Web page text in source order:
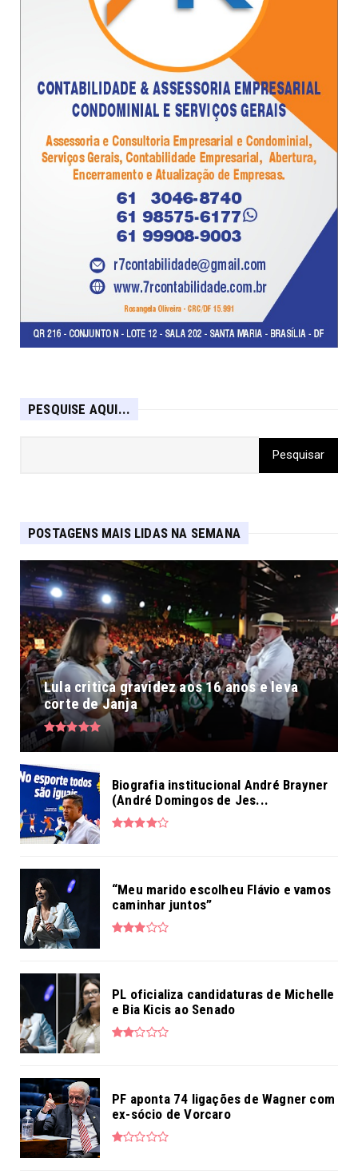
PESQUISE AQUI...
POSTAGENS MAIS LIDAS NA SEMANA
Lula critica gravidez aos 16 anos e leva
corte de Janja
Biografia institucional André Brayner
(André Domingos de Jes...
“Meu marido escolheu Flávio e vamos
caminhar juntos”
PL oficializa candidaturas de Michelle
e Bia Kicis ao Senado
PF aponta 74 ligações de Wagner com
ex-sócio de Vorcaro